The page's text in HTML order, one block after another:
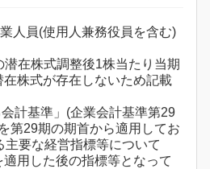
人員(使用人兼務役員を含む)
在株式調整後1株当たり当期
株式が存在しないため記載
計基準」(企業会計基準第29
第29期の期首から適用してお
主要な経営指標等について
用した後の指標等となって